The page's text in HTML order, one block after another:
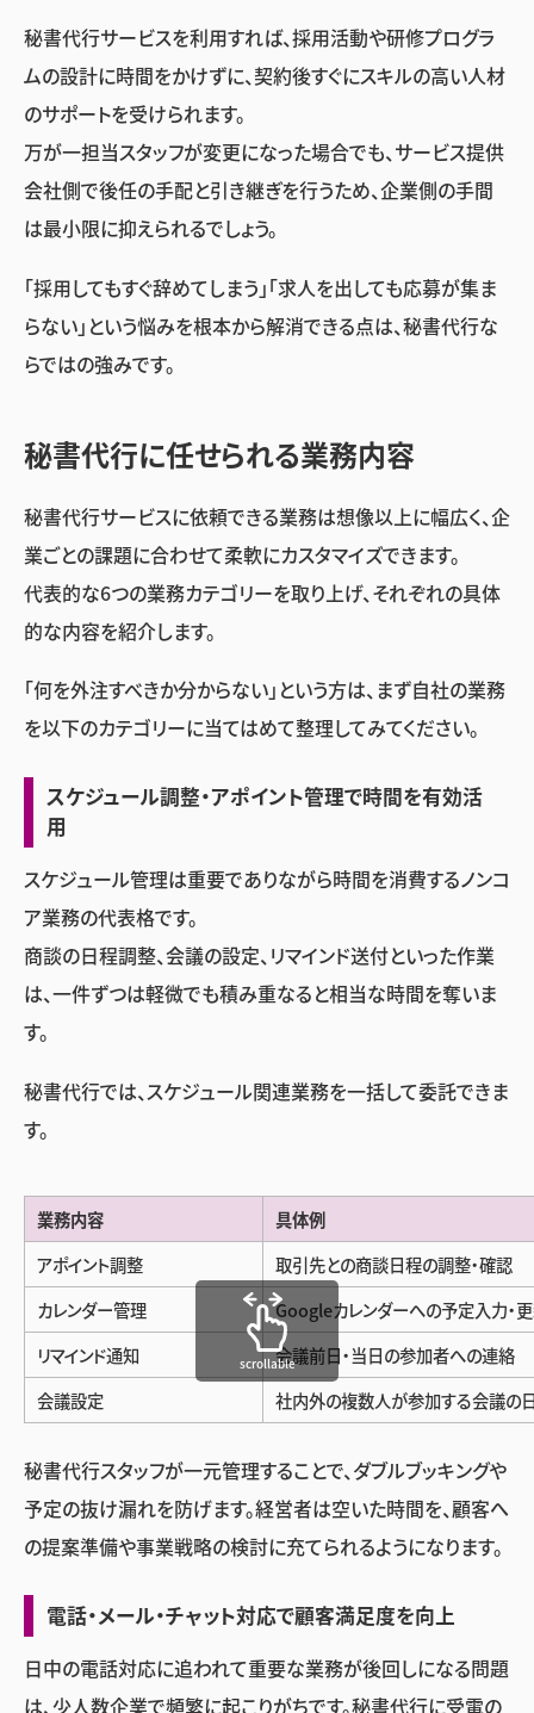
秘書代行サービスを利用すれば、採用活動や研修プログラ
ムの設計に時間をかけずに、契約後すぐにスキルの高い人材
のサポートを受けられます。
万が一担当スタッフが変更になった場合でも、サービス提供
会社側で後任の手配と引き継ぎを行うため、企業側の手間
は最小限に抑えられるでしょう。
「採用してもすぐ辞めてしまう」「求人を出しても応募が集ま
らない」という悩みを根本から解消できる点は、秘書代行な
らではの強みです。
秘書代行に任せられる業務内容
秘書代行サービスに依頼できる業務は想像以上に幅広く、企
業ごとの課題に合わせて柔軟にカスタマイズできます。
代表的な6つの業務カテゴリーを取り上げ、それぞれの具体
的な内容を紹介します。
「何を外注すべきか分からない」という方は、まず自社の業務
を以下のカテゴリーに当てはめて整理してみてください。
スケジュール調整・アポイント管理で時間を有効活
用
スケジュール管理は重要でありながら時間を消費するノンコ
ア業務の代表格です。
商談の日程調整、会議の設定、リマインド送付といった作業
は、一件ずつは軽微でも積み重なると相当な時間を奪いま
す。
秘書代行では、スケジュール関連業務を一括して委託できま
す。
業務内容
具体例
アポイント調整
取引先との商談日程の調整・確認
カレンダー管理
Googleカレンダーへの予定入力・
リマインド通知
会議前日・当日の参加者への連絡
会議設定
社内外の複数人が参加する会議の
scrollable
秘書代行スタッフが一元管理することで、ダブルブッキングや
予定の抜け漏れを防げます。経営者は空いた時間を、顧客へ
の提案準備や事業戦略の検討に充てられるようになります。
電話・メール・チャット対応で顧客満足度を向上
日中の電話対応に追われて重要な業務が後回しになる問題
は、少人数企業で頻繁に起こりがちです。秘書代行に受電の